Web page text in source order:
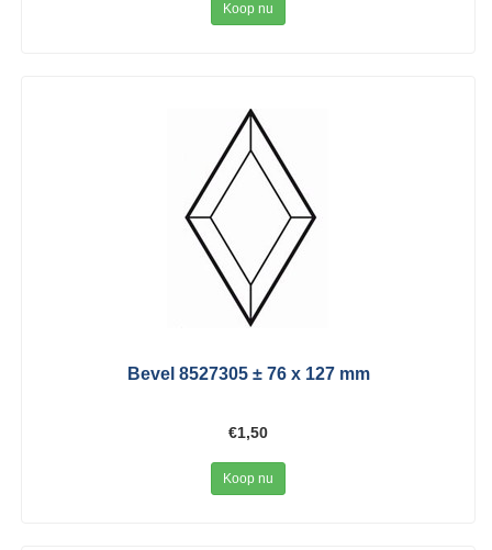
Koop nu
Bevel 8527305 ± 76 x 127 mm
€1,50
Koop nu